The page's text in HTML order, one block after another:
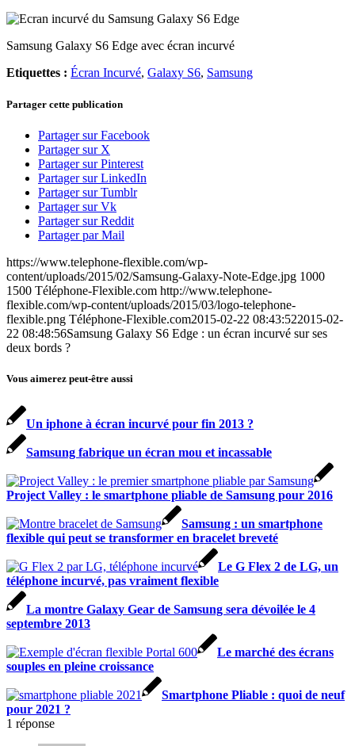
Samsung Galaxy S6 Edge avec écran incurvé
Etiquettes : Écran Incurvé, Galaxy S6, Samsung
Partager cette publication
Partager sur Facebook
Partager sur X
Partager sur Pinterest
Partager sur LinkedIn
Partager sur Tumblr
Partager sur Vk
Partager sur Reddit
Partager par Mail
https://www.telephone-flexible.com/wp-
content/uploads/2015/02/Samsung-Galaxy-Note-Edge.jpg 1000
1500 Téléphone-Flexible.com http://www.telephone-
flexible.com/wp-content/uploads/2015/03/logo-telephone-
flexible.png Téléphone-Flexible.com2015-02-22 08:43:522015-02-
22 08:48:56Samsung Galaxy S6 Edge : un écran incurvé sur ses
deux bords ?
Vous aimerez peut-être aussi
Un iphone à écran incurvé pour fin 2013 ?
Samsung fabrique un écran mou et incassable
Project Valley : le smartphone pliable de Samsung pour 2016
Samsung : un smartphone
flexible qui peut se transformer en bracelet breveté
Le G Flex 2 de LG, un
téléphone incurvé, pas vraiment flexible
La montre Galaxy Gear de Samsung sera dévoilée le 4
septembre 2013
Le marché des écrans
souples en pleine croissance
Smartphone Pliable : quoi de neuf
pour 2021 ?
1 réponse